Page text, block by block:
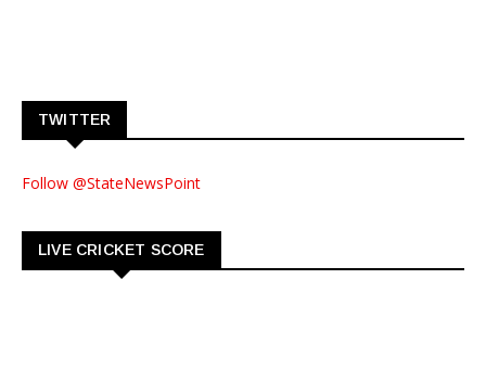
TWITTER
Follow @StateNewsPoint
LIVE CRICKET SCORE